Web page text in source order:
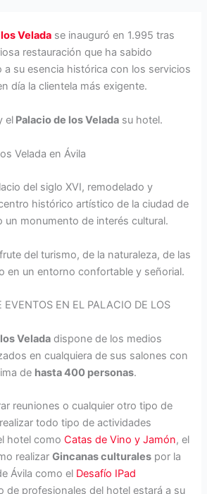
Velada se inauguró en 1.995 tras
restauración que ha sabido
a su esencia histórica con los servicios
día la clientela más exigente.
el Palacio de los Velada su hotel.
del siglo XVI, remodelado y
histórico artístico de la ciudad de
un monumento de interés cultural.
del turismo, de la naturaleza, de las
en un entorno confortable y señorial.
EVENTOS EN EL PALACIO DE LOS
Velada dispone de los medios
en cualquiera de sus salones con
de hasta 400 personas.
reuniones o cualquier otro tipo de
todo tipo de actividades
hotel comoCatas de Vino y Jamón, el
realizarGincanas culturales por la
Ávila como el Desafío IPad
de profesionales del hotel estará a su